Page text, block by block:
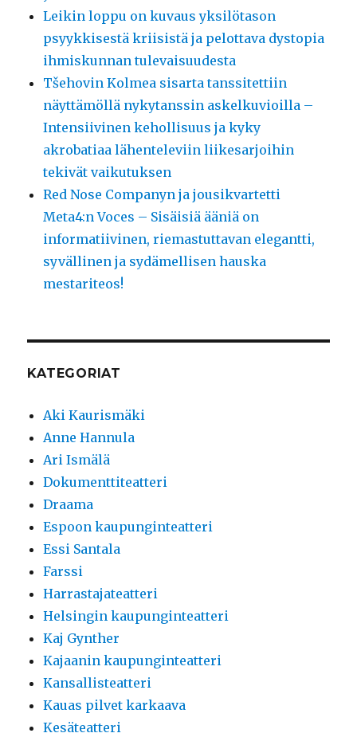
Leikin loppu on kuvaus yksilötason
psyykkisestä kriisistä ja pelottava dystopia
ihmiskunnan tulevaisuudesta
Tšehovin Kolmea sisarta tanssitettiin
näyttämöllä nykytanssin askelkuvioilla –
Intensiivinen kehollisuus ja kyky
akrobatiaa lähenteleviin liikesarjoihin
tekivät vaikutuksen
Red Nose Companyn ja jousikvartetti
Meta4:n Voces – Sisäisiä ääniä on
informatiivinen, riemastuttavan elegantti,
syvällinen ja sydämellisen hauska
mestariteos!
KATEGORIAT
Aki Kaurismäki
Anne Hannula
Ari Ismälä
Dokumenttiteatteri
Draama
Espoon kaupunginteatteri
Essi Santala
Farssi
Harrastajateatteri
Helsingin kaupunginteatteri
Kaj Gynther
Kajaanin kaupunginteatteri
Kansallisteatteri
Kauas pilvet karkaava
Kesäteatteri